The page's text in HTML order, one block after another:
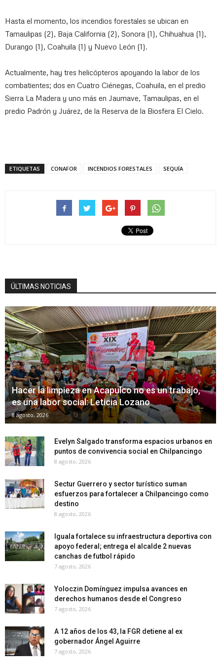
Hasta el momento, los incendios forestales se ubican en
Tamaulipas (2), Baja California (2), Sonora (1), Chihuahua (1),
Durango (1), Coahuila (1) y Nuevo León (1).
Actualmente, hay tres helicópteros apoyando la labor de los
combatientes; dos en Cuatro Ciénegas, Coahuila, en el predio
Sierra La Madera y uno más en Jaumave, Tamaulipas, en el
predio Padrón y Juárez, de la Reserva de la Biosfera El Cielo.
ETIQUETAS CONAFOR INCENDIOS FORESTALES SEQUÍA
ÚLTIMAS NOTICIAS
Hacer la limpieza en Acapulco no es un trabajo,
es una labor social: Leticia Lozano
8 agosto, 2026
Evelyn Salgado transforma espacios urbanos en
puntos de convivencia social en Chilpancingo
8 agosto, 2026
Sectur Guerrero y sector turístico suman
esfuerzos para fortalecer a Chilpancingo como
destino
8 agosto, 2026
Iguala fortalece su infraestructura deportiva con
apoyo federal; entrega el alcalde 2 nuevas
canchas de futbol rápido
7 agosto, 2026
Yoloczin Domínguez impulsa avances en
derechos humanos desde el Congreso
7 agosto, 2026
A 12 años de los 43, la FGR detiene al ex
gobernador Ángel Aguirre
7 agosto, 2026